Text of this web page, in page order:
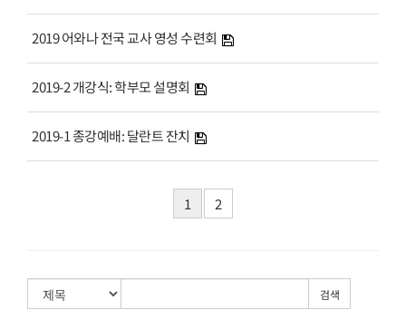
2019 어와나 전국 교사 영성 수련회
2019-2 개강식: 학부모 설명회
2019-1 종강예배: 달란트 잔치
1 2
검색